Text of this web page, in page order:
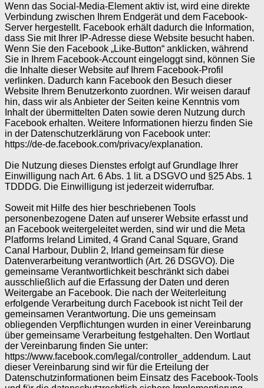
Wenn das Social-Media-Element aktiv ist, wird eine direkte
Verbindung zwischen Ihrem Endgerät und dem Facebook-
Server hergestellt. Facebook erhält dadurch die Information,
dass Sie mit Ihrer IP-Adresse diese Website besucht haben.
Wenn Sie den Facebook „Like-Button“ anklicken, während
Sie in Ihrem Facebook-Account eingeloggt sind, können Sie
die Inhalte dieser Website auf Ihrem Facebook-Profil
verlinken. Dadurch kann Facebook den Besuch dieser
Website Ihrem Benutzerkonto zuordnen. Wir weisen darauf
hin, dass wir als Anbieter der Seiten keine Kenntnis vom
Inhalt der übermittelten Daten sowie deren Nutzung durch
Facebook erhalten. Weitere Informationen hierzu finden Sie
in der Datenschutzerklärung von Facebook unter:
https://de-de.facebook.com/privacy/explanation.
Die Nutzung dieses Dienstes erfolgt auf Grundlage Ihrer
Einwilligung nach Art. 6 Abs. 1 lit. a DSGVO und §25 Abs. 1
TDDDG. Die Einwilligung ist jederzeit widerrufbar.
Soweit mit Hilfe des hier beschriebenen Tools
personenbezogene Daten auf unserer Website erfasst und
an Facebook weitergeleitet werden, sind wir und die Meta
Platforms Ireland Limited, 4 Grand Canal Square, Grand
Canal Harbour, Dublin 2, Irland gemeinsam für diese
Datenverarbeitung verantwortlich (Art. 26 DSGVO). Die
gemeinsame Verantwortlichkeit beschränkt sich dabei
ausschließlich auf die Erfassung der Daten und deren
Weitergabe an Facebook. Die nach der Weiterleitung
erfolgende Verarbeitung durch Facebook ist nicht Teil der
gemeinsamen Verantwortung. Die uns gemeinsam
obliegenden Verpflichtungen wurden in einer Vereinbarung
über gemeinsame Verarbeitung festgehalten. Den Wortlaut
der Vereinbarung finden Sie unter:
https://www.facebook.com/legal/controller_addendum. Laut
dieser Vereinbarung sind wir für die Erteilung der
Datenschutzinformationen beim Einsatz des Facebook-Tools